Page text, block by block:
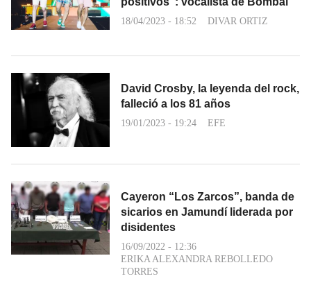
18/04/2023 - 18:52 DIVAR ORTIZ
David Crosby, la leyenda del rock,
falleció a los 81 años
19/01/2023 - 19:24 EFE
Cayeron “Los Zarcos”, banda de
sicarios en Jamundí liderada por
disidentes
16/09/2022 - 12:36
ERIKA ALEXANDRA REBOLLEDO
TORRES